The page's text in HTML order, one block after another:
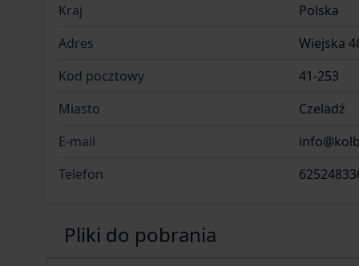
Kraj
Polska
Adres
Wiejska
Kod pocztowy
41-253
Miasto
Czeladź
E-mail
Telefon
Pliki do pobrania